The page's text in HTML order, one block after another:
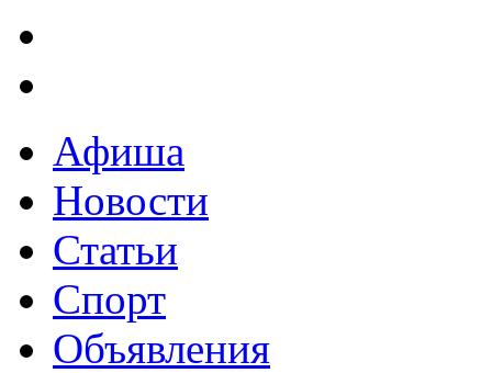
Афиша
Новости
Статьи
Спорт
Объявления